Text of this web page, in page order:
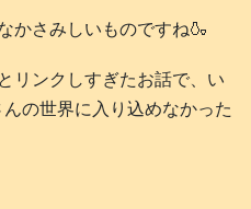
かさみしいものですね🍶
リンクしすぎたお話で、い
の世界に入り込めなかった